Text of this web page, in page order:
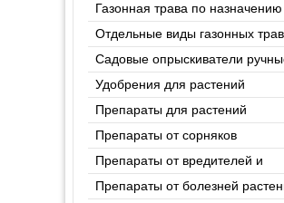
Газонная трава по назначению
Отдельные виды газонных трав
Садовые опрыскиватели
Удобрения для растений
Препараты для растений
Препараты от сорняков
Препараты от вредителей и
насекомых
Препараты от болезней